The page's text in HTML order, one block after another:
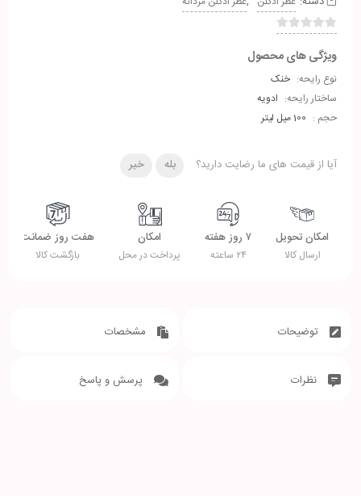
ویژگی های محصول
نوع رایحه: خنک
ساختار رایحه: ادویه
حجم :
آیا از قیمت های ما رضایت دارید؟ بله خیر
امکان تحویل
ارسال کالا
۷ روز هفته
۲۴ ساعته
امکان
پرداخت در محل
هفت روز ضمانت
بازگشت کالا
توضیحات مشخصات
نظرات پرسش و پاسخ